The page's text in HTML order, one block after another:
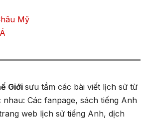
Mỹ
Giới sưu tầm các bài viết lịch sử từ
Các fanpage, sách tiếng Anh
web lịch sử tiếng Anh, dịch